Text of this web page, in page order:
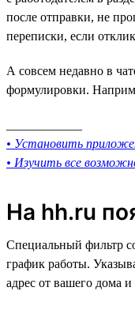
после отправки, не
переписки, если
А совсем недавно в
формулировки.
• Установить
• Изучить все
На hh.ru
Специальный фильтр
график работы.
адрес от вашего дома